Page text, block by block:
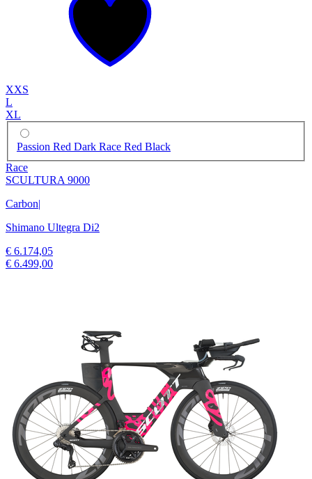
XXS
L
XL
Passion Red Dark Race Red Black
Race
SCULTURA 9000
Carbon|
Shimano Ultegra Di2
€ 6.174,05
€ 6.499,00